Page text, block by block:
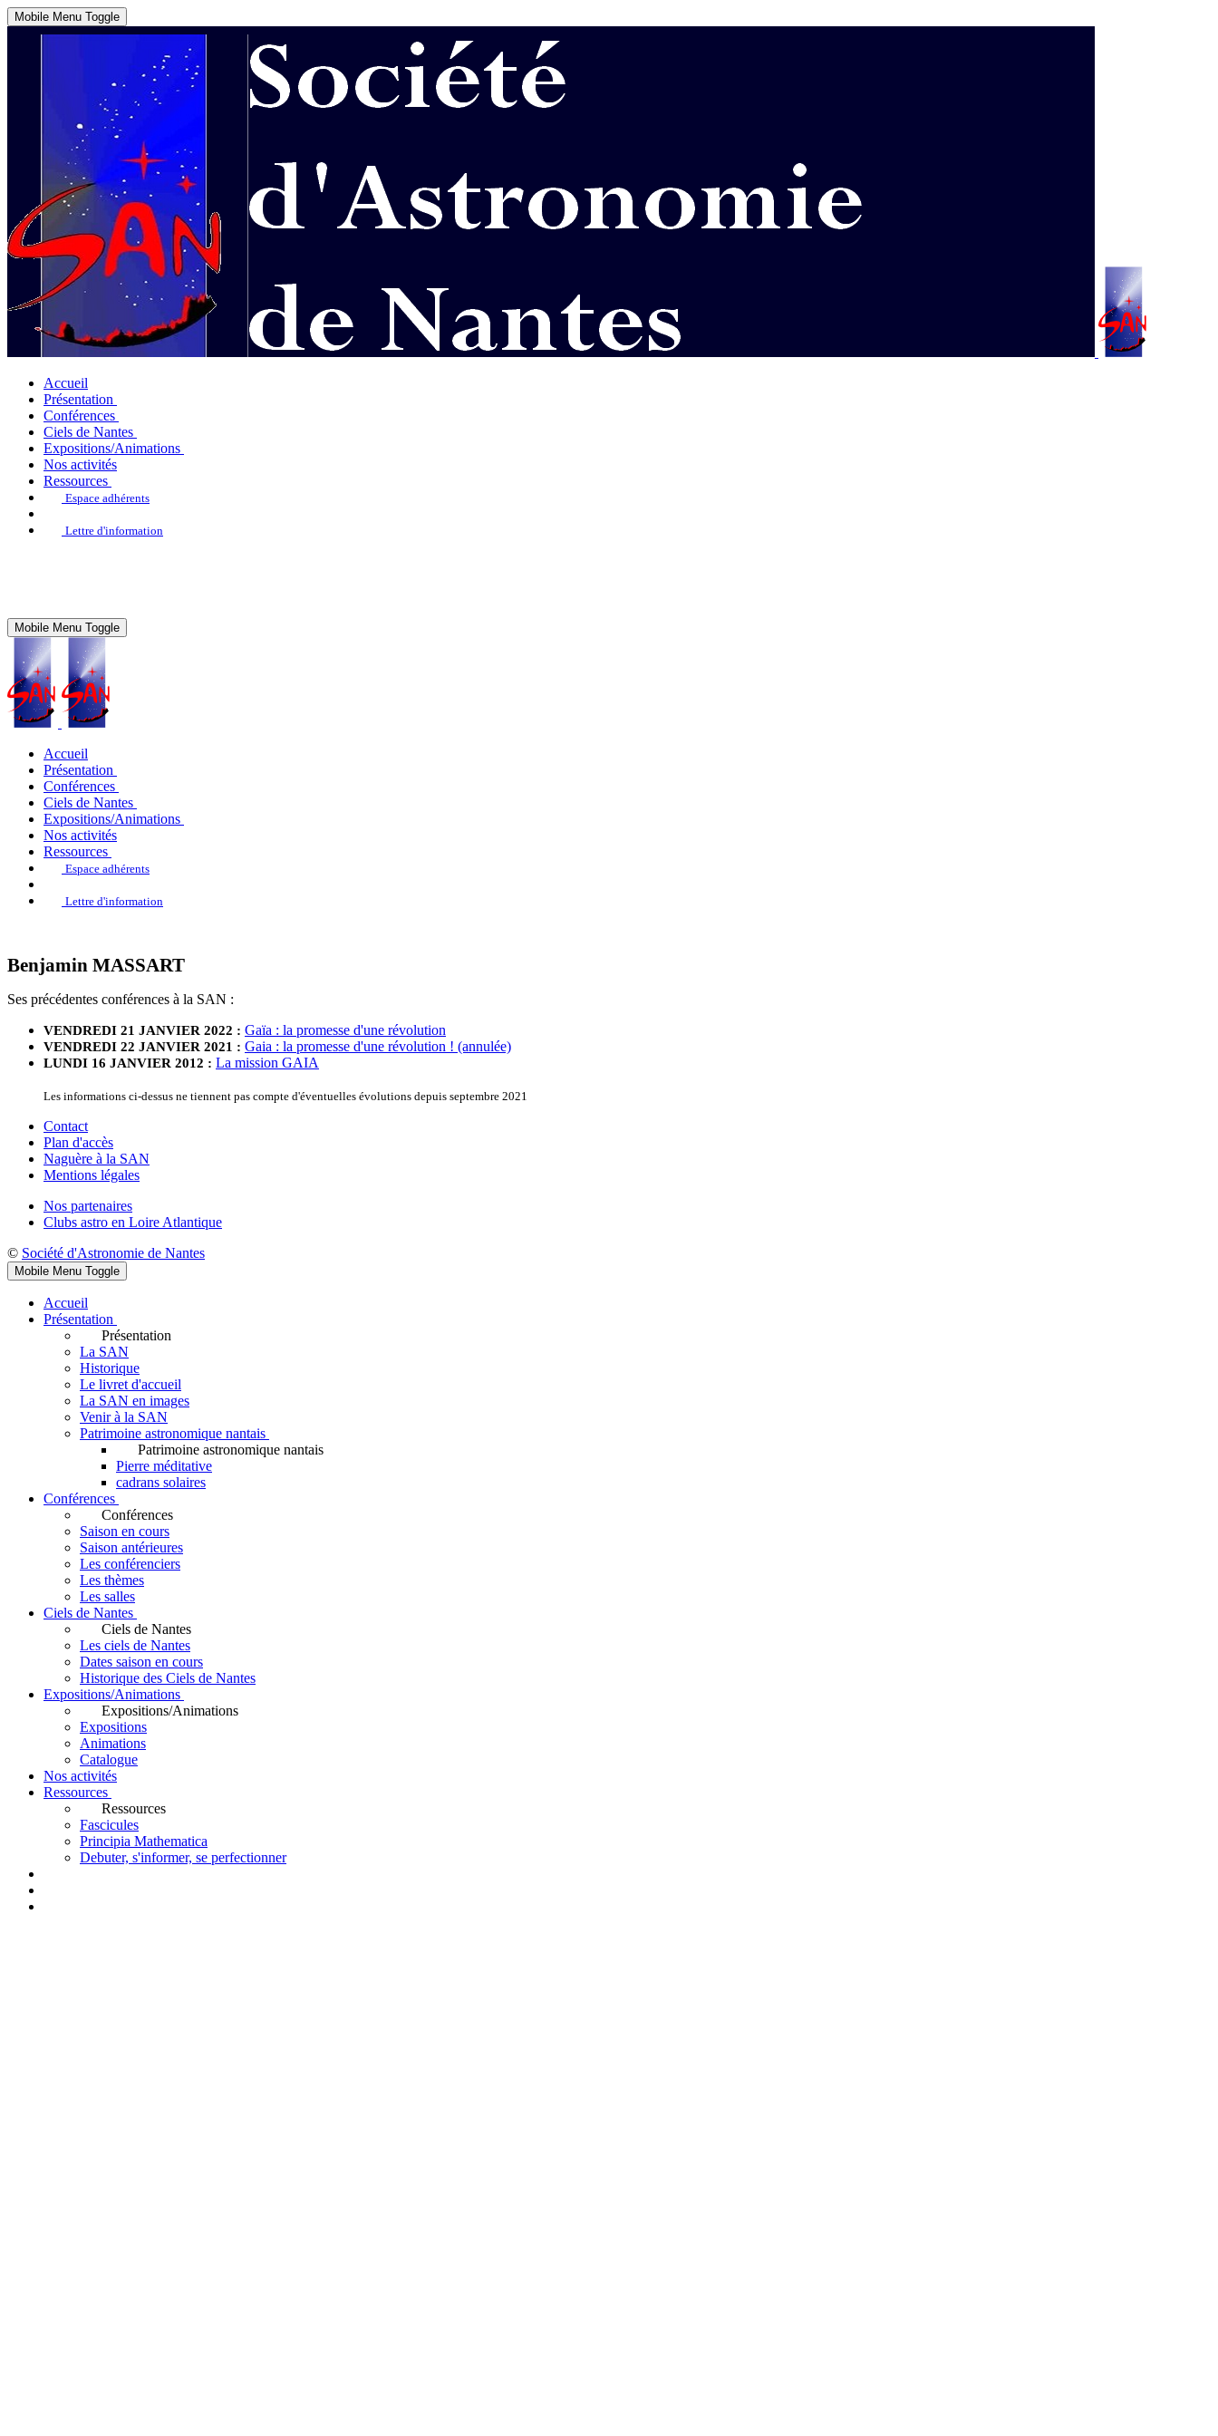
Mobile Menu Toggle
Accueil
Présentation
Conférences
Ciels de Nantes
Expositions/Animations
Nos activités
Ressources
Espace adhérents
Lettre d'information
Mobile Menu Toggle
Accueil
Présentation
Conférences
Ciels de Nantes
Expositions/Animations
Nos activités
Ressources
Espace adhérents
Lettre d'information
Benjamin MASSART
Ses précédentes conférences à la SAN :
VENDREDI 21 JANVIER 2022 : Gaïa : la promesse d'une révolution
VENDREDI 22 JANVIER 2021 : Gaia : la promesse d'une révolution ! (annulée)
LUNDI 16 JANVIER 2012 : La mission GAIA
Les informations ci-dessus ne tiennent pas compte d'éventuelles évolutions depuis septembre 2021
Contact
Plan d'accès
Naguère à la SAN
Mentions légales
Nos partenaires
Clubs astro en Loire Atlantique
© Société d'Astronomie de Nantes
Mobile Menu Toggle
Accueil
Présentation
Présentation
La SAN
Historique
Le livret d'accueil
La SAN en images
Venir à la SAN
Patrimoine astronomique nantais
Patrimoine astronomique nantais
Pierre méditative
cadrans solaires
Conférences
Conférences
Saison en cours
Saison antérieures
Les conférenciers
Les thèmes
Les salles
Ciels de Nantes
Ciels de Nantes
Les ciels de Nantes
Dates saison en cours
Historique des Ciels de Nantes
Expositions/Animations
Expositions/Animations
Expositions
Animations
Catalogue
Nos activités
Ressources
Ressources
Fascicules
Principia Mathematica
Debuter, s'informer, se perfectionner